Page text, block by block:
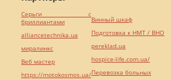
Серьги с
бриллиантами
alliancetechnika.ua
миралинкс
Веб мастер
https://motokosmos.ua/
Винный шкаф
Подготовка к НМТ / ВНО
pereklad.ua
hospice-life.com.ua/
Перевозка больных